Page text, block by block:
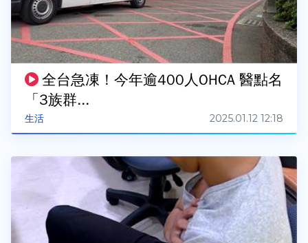
生活
全台急凍！今年逾400人OHCA 醫點名
「3族群...
2025.01.12 12:18